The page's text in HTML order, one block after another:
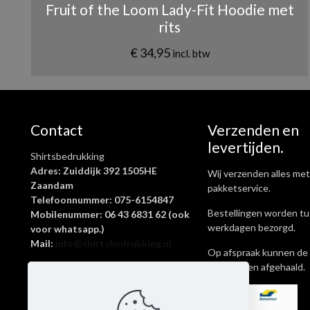
Fruit of the Loom Lady-Fit Hoodie met
rits
€34,95 incl. btw
Contact
Shirtsbedrukking
Adres: Zuiddijk 392 1505HE
Zaandam
Telefoonnummer: 075-6154847
Mobilenummer: 06 43 6831 62 (ook
voor whatsapp.)
Mail:
KvK-nummer: 62645269
Verzenden en
levertijden.
Wij verzenden alles
pakketservice.
Bestellingen worden
werkdagen bezorgd.
Op afspraak kunnen
ook worden afgehaald.